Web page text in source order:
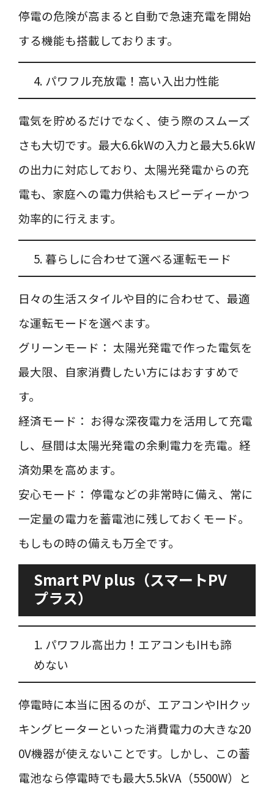
停電の危険が高まると自動で急速充電を開始
する機能も搭載しております。
4. パワフル充放電！高い入出力性能
電気を貯めるだけでなく、使う際のスムーズ
さも大切です。最大6.6kWの入力と最大5.6kW
の出力に対応しており、太陽光発電からの充
電も、家庭への電力供給もスピーディーかつ
効率的に行えます。
5. 暮らしに合わせて選べる運転モード
日々の生活スタイルや目的に合わせて、最適
な運転モードを選べます。
グリーンモード： 太陽光発電で作った電気を
最大限、自家消費したい方にはおすすめで
す。
経済モード： お得な深夜電力を活用して充電
し、昼間は太陽光発電の余剰電力を売電。経
済効果を高めます。
安心モード： 停電などの非常時に備え、常に
一定量の電力を蓄電池に残しておくモード。
もしもの時の備えも万全です。
Smart PV plus（スマートPV
プラス）
1. パワフル高出力！エアコンもIHも諦
めない
停電時に本当に困るのが、エアコンやIHクッ
キングヒーターといった消費電力の大きな20
0V機器が使えないことです。しかし、この蓄
電池なら停電時でも最大5.5kVA（5500W）と